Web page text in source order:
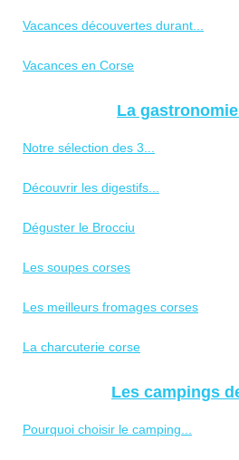
Vacances découvertes durant...
Vacances en Corse
La
Notre sélection des 3...
Découvrir les digestifs...
Déguster le Brocciu
Les soupes corses
Les meilleurs fromages corses
La charcuterie corse
Les campings
Pourquoi choisir le camping...